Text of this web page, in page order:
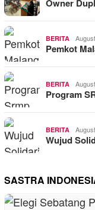
Owner
BERITA
Pemkot
BERITA
Program
BERITA
Wujud
SASTRA